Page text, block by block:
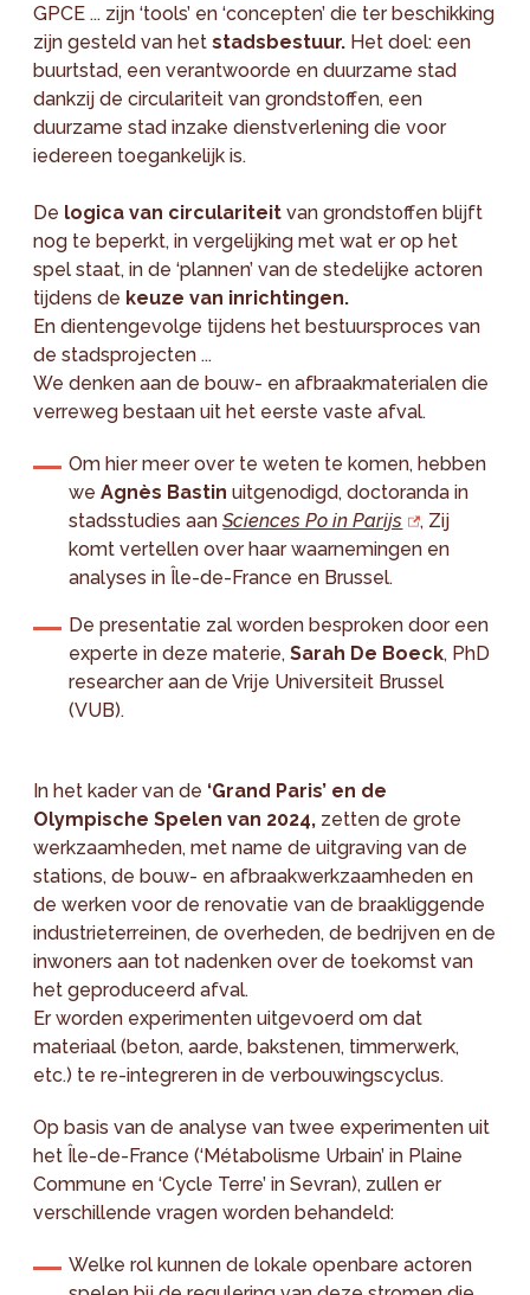
GPCE ... zijn ‘tools’ en ‘concepten’ die ter beschikking
zijn gesteld van hetstadsbestuur. Het doel: een
buurtstad, een verantwoorde en duurzame stad
dankzij de circulariteit van grondstoffen, een
duurzame stad inzake dienstverlening die voor
iedereen toegankelijk is.
De logica van circulariteitvan grondstoffen blijft
nog te beperkt, in vergelijking met wat er op het
spel staat, in de ‘plannen’ van de stedelijke actoren
tijdens de keuze van inrichtingen.
En dientengevolge tijdens het bestuursproces van
de stadsprojecten ...
We denken aan de bouw- en afbraakmaterialen die
verreweg bestaan uit het eerste vaste afval.
Om hier meer over te weten te komen, hebben
weAgnès Bastin uitgenodigd, doctoranda in
stadsstudies aanSciences Po in Parijs
, Zij
komt vertellen over haar waarnemingen en
analyses in Île-de-France en Brussel.
De presentatie zal worden besproken door een
experte in deze materie,Sarah De Boeck, PhD
researcher aan de Vrije Universiteit Brussel
(VUB).
In het kader van de ‘Grand Paris’ en de
Olympische Spelen van 2024, zetten de grote
werkzaamheden, met name de uitgraving van de
stations, de bouw- en afbraakwerkzaamheden en
de werken voor de renovatie van de braakliggende
industrieterreinen, de overheden, de bedrijven en de
inwoners aan tot nadenken over de toekomst van
het geproduceerd afval.
Er worden experimenten uitgevoerd om dat
materiaal (beton, aarde, bakstenen, timmerwerk,
etc.) te re-integreren in de verbouwingscyclus.
Op basis van de analyse van twee experimenten uit
het Île-de-France (‘Métabolisme Urbain’ in Plaine
Commune en ‘Cycle Terre’ in Sevran), zullen er
verschillende vragen worden behandeld:
Welke rol kunnen de lokale openbare actoren